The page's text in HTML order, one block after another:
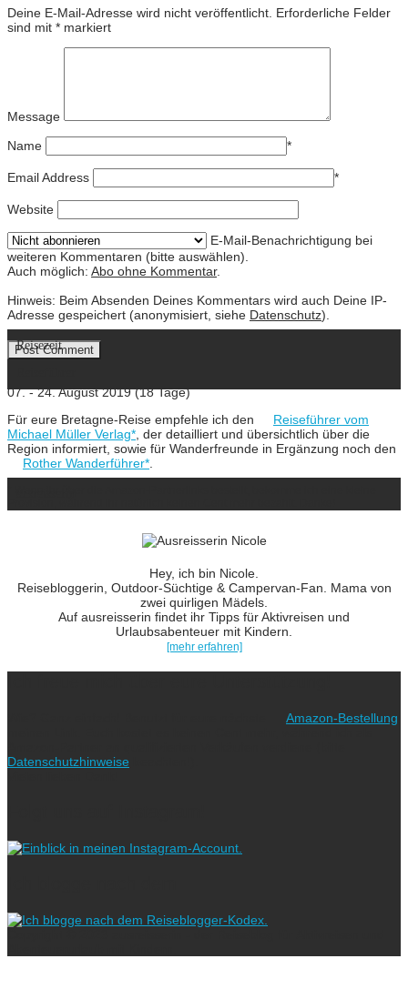
Deine E-Mail-Adresse wird nicht veröffentlicht. Erforderliche Felder
sind mit * markiert
Message
Name
*
Email Address *
Website
E-Mail-Benachrichtigung bei
weiteren Kommentaren (bitte auswählen).
Auch möglich: Abo ohne Kommentar.
Hinweis: Beim Absenden Deines Kommentars wird auch Deine IP-
Adresse gespeichert (anonymisiert, siehe Datenschutz).
Reisezeit
07. - 24. August 2019 (18 Tage)
Für eure Bretagne-Reise empfehle ich den
Reiseführer vom
Michael Müller Verlag*, der detailliert und übersichtlich über die
Region informiert, sowie für Wanderfreunde in Ergänzung noch den
Rother Wanderführer*.
Hey, ich bin Nicole.
Reisebloggerin, Outdoor-Süchtige & Campervan-Fan. Mama von
zwei quirligen Mädels.
Auf ausreisserin findet ihr Tipps für Aktivreisen und
Urlaubsabenteuer mit Kindern.
[mehr erfahren]
Amazon-Bestellung
Datenschutzhinweise